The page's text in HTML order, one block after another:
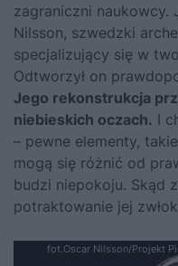
zagraniczni naukowcy.
Nilsson, szwedzki
specjalizujący się w
Odtworzył on
Jego rekonstrukcja
niebieskich oczach. I
– pewne elementy,
mogą się różnić od
budzi niepokoju. Skąd
potraktowanie jej
fot.Oscar Nilsson/Projekt